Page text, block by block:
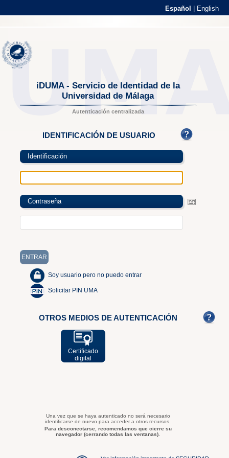
Español English
iDUMA - Servicio de Identidad de la
Universidad de Málaga
Autenticación centralizada
IDENTIFICACIÓN DE USUARIO
Identificación
Contraseña
Soy usuario pero no puedo entrar
Solicitar PIN UMA
OTROS MEDIOS DE AUTENTICACIÓN
Certificado
digital
Una vez que se haya autenticado no será necesario
identificarse de nuevo para acceder a otros recursos.
Para desconectarse, recomendamos que cierre su
navegador (cerrando todas las ventanas).